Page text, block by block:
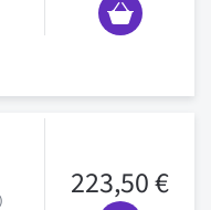
223,50 €